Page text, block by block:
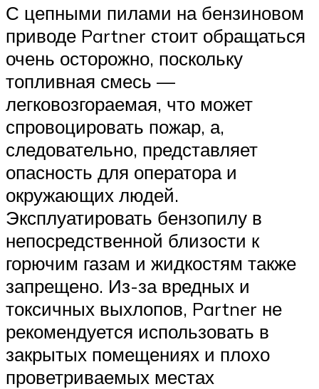
С цепными пилами на бензиновом
приводе Partner стоит обращаться
очень осторожно, поскольку
топливная смесь —
легковозгораемая, что может
спровоцировать пожар, а,
следовательно, представляет
опасность для оператора и
окружающих людей.
Эксплуатировать бензопилу в
непосредственной близости к
горючим газам и жидкостям также
запрещено. Из-за вредных и
токсичных выхлопов, Partner не
рекомендуется использовать в
закрытых помещениях и плохо
проветриваемых местах